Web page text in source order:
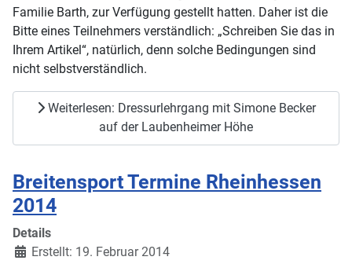
Familie Barth, zur Verfügung gestellt hatten. Daher ist die
Bitte eines Teilnehmers verständlich: „Schreiben Sie das in
Ihrem Artikel“, natürlich, denn solche Bedingungen sind
nicht selbstverständlich.
Weiterlesen: Dressurlehrgang mit Simone Becker
auf der Laubenheimer Höhe
Breitensport Termine Rheinhessen
2014
Details
Erstellt: 19. Februar 2014